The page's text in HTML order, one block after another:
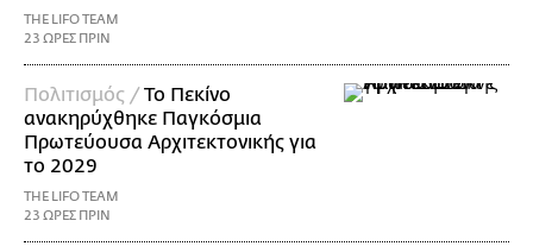
THE LIFO TEAM
23 ΩΡΕΣ ΠΡΙΝ
Πολιτισμός /Το Πεκίνο
ανακηρύχθηκε Παγκόσμια
Πρωτεύουσα Αρχιτεκτονικής για
το 2029
THE LIFO TEAM
23 ΩΡΕΣ ΠΡΙΝ